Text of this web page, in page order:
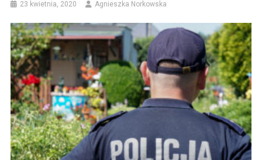
23 kwietnia, 2020 Agnieszka Norkowska